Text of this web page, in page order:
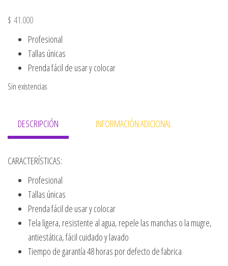
$ 41.000
Profesional
Tallas únicas
Prenda fácil de usar y colocar
Sin existencias
DESCRIPCIÓN INFORMACIÓN ADICIONAL
CARACTERÍSTICAS:
Profesional
Tallas únicas
Prenda fácil de usar y colocar
Tela ligera, resistente al agua, repele las manchas o la mugre,
antiestática, fácil cuidado y lavado
Tiempo de garantía 48 horas por defecto de fabrica